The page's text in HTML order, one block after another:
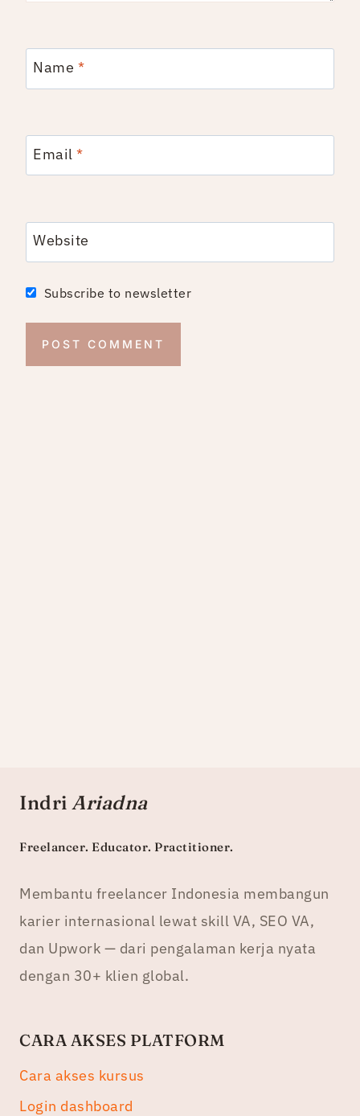
Name *
Email *
Website
Subscribe to newsletter
Indri Ariadna
Freelancer. Educator. Practitioner.
Membantu freelancer Indonesia membangun
karier internasional lewat skill VA, SEO VA,
dan Upwork — dari pengalaman kerja nyata
dengan 30+ klien global.
CARA AKSES PLATFORM
Cara akses kursus
Login dashboard